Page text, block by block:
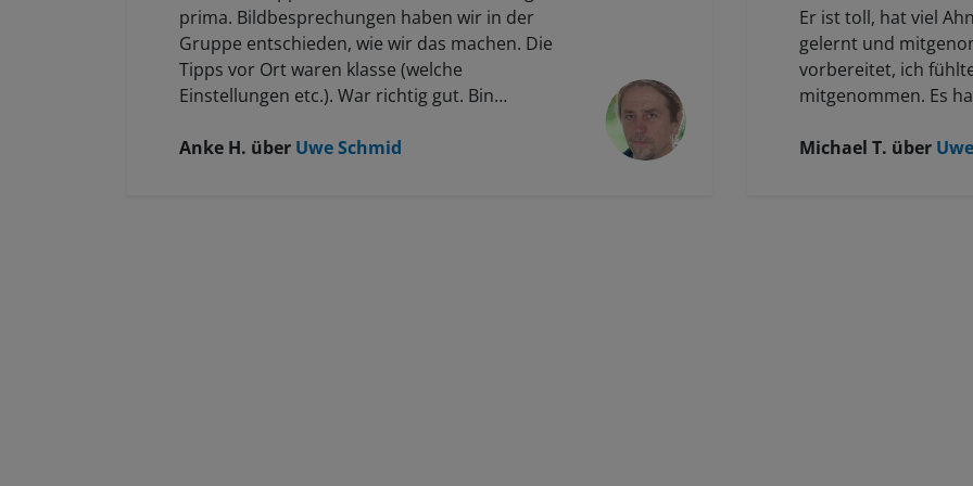
prima. Bildbesprechungen haben wir in der
Gruppe entschieden, wie wir das machen. Die
Tipps vor Ort waren klasse (welche
Einstellungen etc.). War richtig gut. Bin
Anfängerin, die anderen waren weiter. Er hat
sehr gut geholfen und war unermüdlich dabei.
Anke H. über Uwe Schmid
Er ist toll, hat viel
gelernt und
vorbereitet, ich
mitgenommen. Es
erzielt und hatten
wir hatten eine gute
Michael T. über